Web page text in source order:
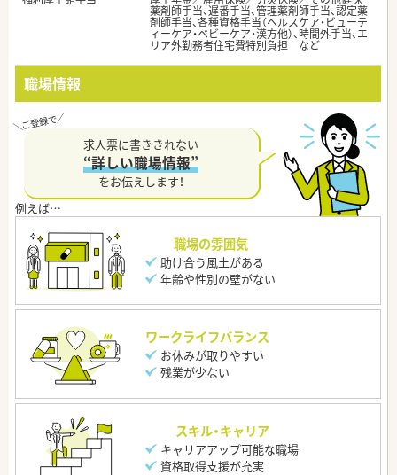
薬剤師手当、遅番手当、管理薬剤師手当、認定薬
剤師手当、各種資格手当（ヘルスケア・ビューテ
ィーケア・ベビーケア・漢方他）、時間外手当、エ
リア外勤務者住宅費特別負担 など
職場情報
求人票に書ききれない
“詳しい職場情報”
をお伝えします！
職場の雰囲気
助け合う風土がある
年齢や性別の壁がない
ワークライフバランス
お休みが取りやすい
残業が少ない
スキル・キャリア
キャリアアップ可能な職場
資格取得支援が充実